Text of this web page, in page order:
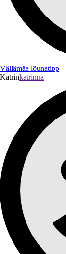
Vällämäe lõunatipp
Katrinkatrinna